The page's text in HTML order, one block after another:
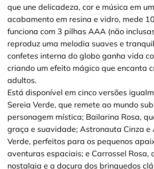
que une delicadeza, cor e música em
acabamento em resina e vidro, mede
funciona com 3 pilhas AAA (não
reproduz uma melodia suaves e
confetes interna do globo ganha vida
criando um efeito mágico que encanta
adultos.
Está disponível em cinco versões
Sereia Verde, que remete ao mundo
personagem mística; Bailarina Rosa,
graça e suavidade; Astronauta Cinza e
Verde, perfeitos para os pequenos
aventuras espaciais; e Carrossel Rosa,
nostalgia e a doçura dos brinquedos